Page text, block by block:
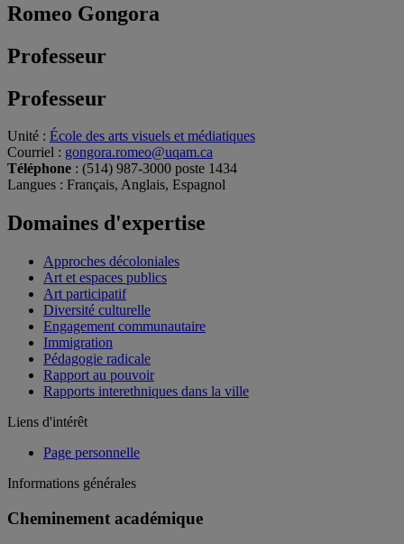
Romeo Gongora
Professeur
Professeur
Unité : École des arts visuels et médiatiques
Courriel : gongora.romeo@uqam.ca
Téléphone : (514) 987-3000 poste 1434
Langues : Français, Anglais, Espagnol
Domaines d'expertise
Approches décoloniales
Art et espaces publics
Art participatif
Diversité culturelle
Engagement communautaire
Immigration
Pédagogie radicale
Rapport au pouvoir
Rapports interethniques dans la ville
Liens d'intérêt
Page personnelle
Informations générales
Cheminement académique